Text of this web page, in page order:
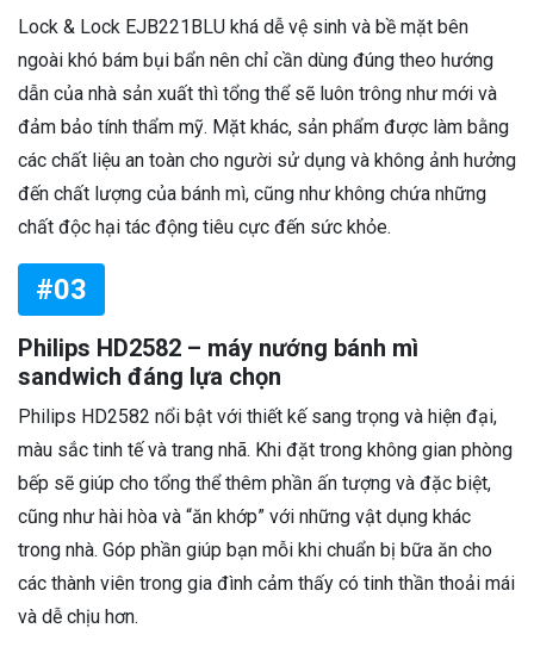
Lock & Lock EJB221BLU khá dễ vệ sinh và bề mặt bên
ngoài khó bám bụi bẩn nên chỉ cần dùng đúng theo hướng
dẫn của nhà sản xuất thì tổng thể sẽ luôn trông như mới và
đảm bảo tính thẩm mỹ. Mặt khác, sản phẩm được làm bằng
các chất liệu an toàn cho người sử dụng và không ảnh hưởng
đến chất lượng của bánh mì, cũng như không chứa những
chất độc hại tác động tiêu cực đến sức khỏe.
#03
Philips HD2582 – máy nướng bánh mì
sandwich đáng lựa chọn
Philips HD2582 nổi bật với thiết kế sang trọng và hiện đại,
màu sắc tinh tế và trang nhã. Khi đặt trong không gian phòng
bếp sẽ giúp cho tổng thể thêm phần ấn tượng và đặc biệt,
cũng như hài hòa và “ăn khớp” với những vật dụng khác
trong nhà. Góp phần giúp bạn mỗi khi chuẩn bị bữa ăn cho
các thành viên trong gia đình cảm thấy có tinh thần thoải mái
và dễ chịu hơn.